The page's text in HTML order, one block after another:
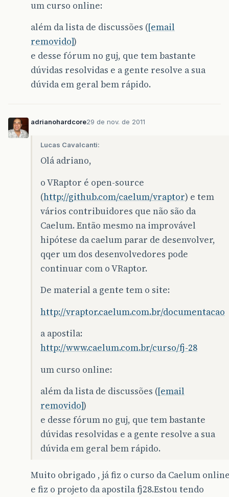
um curso online:
além da lista de discussões ([email
removido])
e desse fórum no guj, que tem bastante
dúvidas resolvidas e a gente resolve a sua
dúvida em geral bem rápido.
adrianohardcore29 de nov. de 2011
Lucas Cavalcanti:
Olá adriano,
o VRaptor é open-source
(http://github.com/caelum/vraptor) e tem
vários contribuidores que não são da
Caelum. Então mesmo na improvável
hipótese da caelum parar de desenvolver,
qqer um dos desenvolvedores pode
continuar com o VRaptor.
De material a gente tem o site:
http://vraptor.caelum.com.br/documentacao
a apostila:
http://www.caelum.com.br/curso/fj-28
um curso online:
além da lista de discussões ([email
removido])
e desse fórum no guj, que tem bastante
dúvidas resolvidas e a gente resolve a sua
dúvida em geral bem rápido.
Muito obrigado , já fiz o curso da Caelum
e fiz o projeto da apostila fj28.Estou tendo